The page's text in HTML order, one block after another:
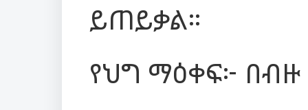
ይጠይቃል።
የህግ ማዕቀፍ፦ በብዙ